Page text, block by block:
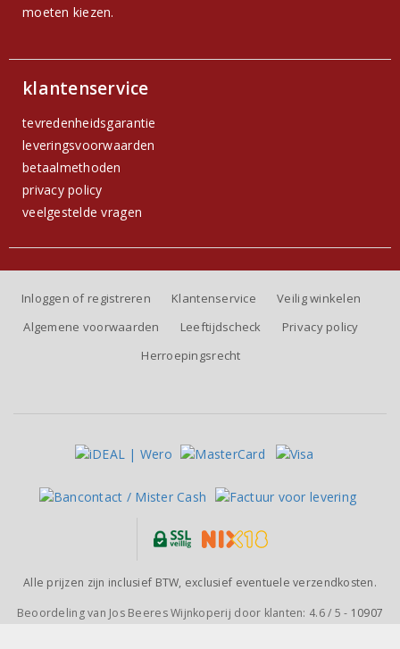
moeten kiezen.
klantenservice
tevredenheidsgarantie
leveringsvoorwaarden
betaalmethoden
privacy policy
veelgestelde vragen
Inloggen of registreren Klantenservice
Veilig winkelen
Algemene voorwaarden
Leeftijdscheck
Privacy policy
Herroepingsrecht
Alle prijzen zijn inclusief BTW, exclusief eventuele verzendkosten.
Beoordeling van Jos Beeres Wijnkoperij door klanten: 4.6/ 5 - 10907